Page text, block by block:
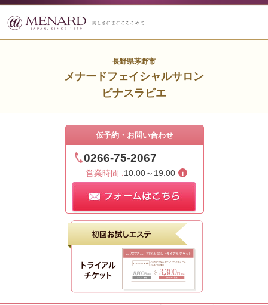
長野県茅野市
メナードフェイシャルサロン
ビナスラビエ
仮予約・お問い合わせ
0266-75-2067
営業時間 :10:00～19:00